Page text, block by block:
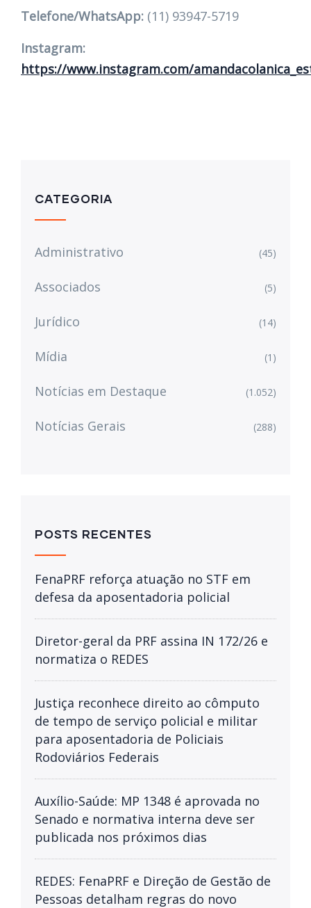
Telefone/WhatsApp: (11) 93947-5719
Instagram:
https://www.instagram.com/
CATEGORIA
Administrativo (45)
Associados (5)
Jurídico (14)
Mídia (1)
Notícias em Destaque (1.052)
Notícias Gerais (288)
POSTS RECENTES
FenaPRF reforça atuação no STF em
defesa da aposentadoria policial
Diretor-geral da PRF assina IN 172/26 e
normatiza o REDES
Justiça reconhece direito ao cômputo
de tempo de serviço policial e militar
para aposentadoria de Policiais
Rodoviários Federais
Auxílio-Saúde: MP 1348 é aprovada no
Senado e normativa interna deve ser
publicada nos próximos dias
REDES: FenaPRF e Direção de Gestão de
Pessoas detalham regras do novo